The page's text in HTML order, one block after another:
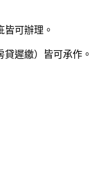
可辦理。
遲繳）皆可承作。